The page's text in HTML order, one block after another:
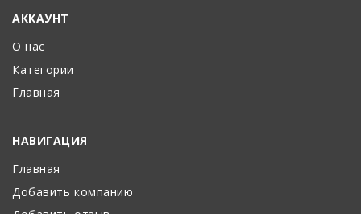
АККАУНТ
О нас
Категории
Главная
НАВИГАЦИЯ
Главная
Добавить компанию